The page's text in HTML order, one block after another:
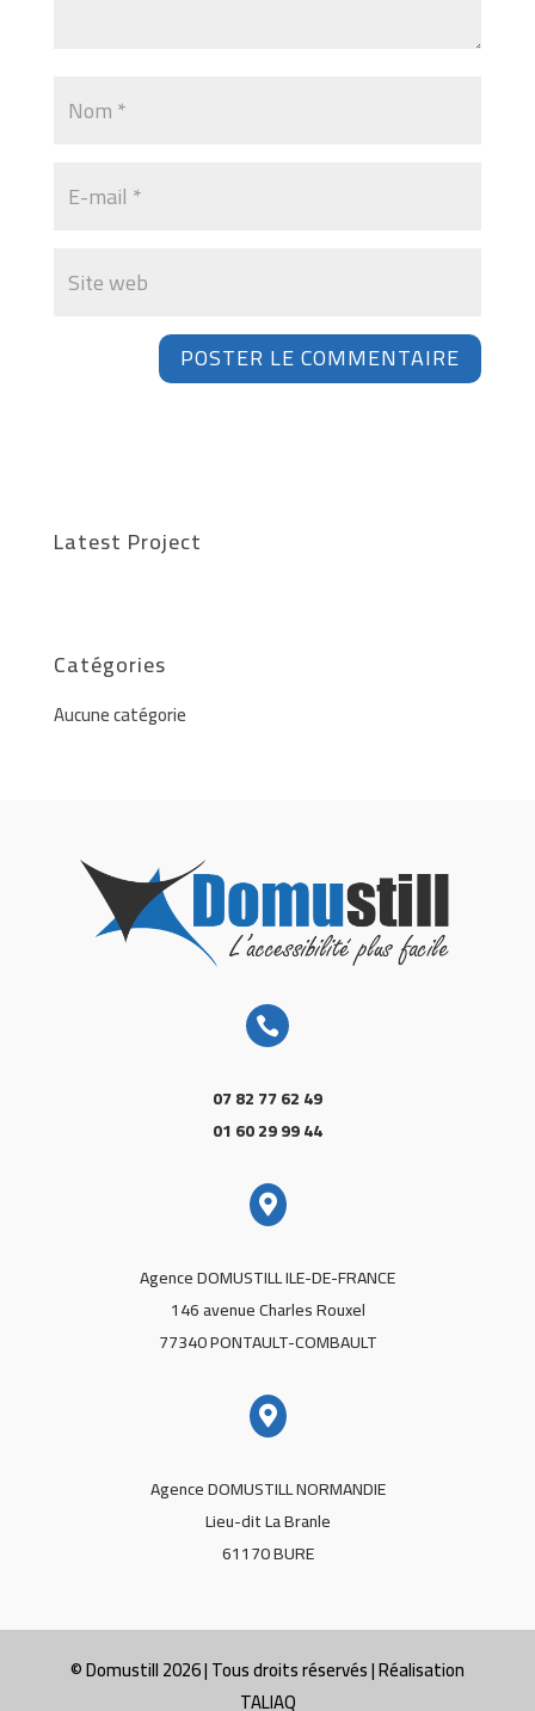
Latest Project
Catégories
Aucune catégorie

07 82 77 62 49
01 60 29 99 44

Agence DOMUSTILL ILE-DE-FRANCE
146 avenue Charles Rouxel
77340 PONTAULT-COMBAULT

Agence DOMUSTILL NORMANDIE
Lieu-dit La Branle
61170 BURE
© Domustill 2026 | Tous droits réservés | Réalisation
TALIAQ